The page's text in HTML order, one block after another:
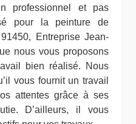
professionnel et pas
pour la peinture de
Entreprise Jean-
nous vous proposons
bien réalisé. Nous
vous fournit un travail
attentes grâce à ses
D’ailleurs, il vous